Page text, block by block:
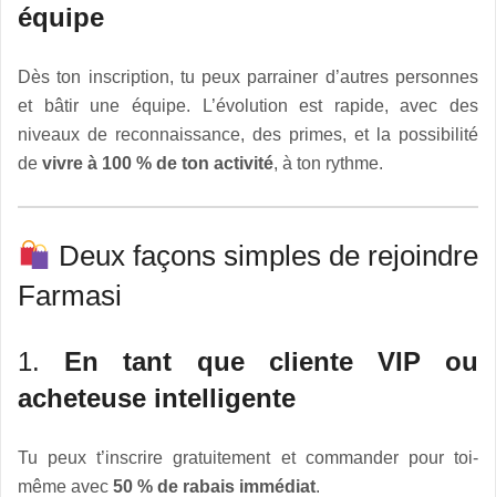
équipe
Dès ton inscription, tu peux parrainer d’autres personnes
et bâtir une équipe. L’évolution est rapide, avec des
niveaux de reconnaissance, des primes, et la possibilité
de vivre à 100 % de ton activité, à ton rythme.
Deux façons simples de rejoindre
Farmasi
1. En tant que cliente VIP ou
acheteuse intelligente
Tu peux t’inscrire gratuitement et commander pour toi-
même avec 50 % de rabais immédiat.